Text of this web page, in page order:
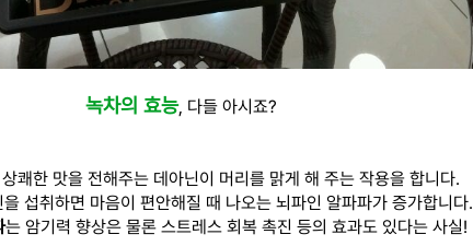
녹차의 효능, 다들 아시죠?
쾌한 맛을 전해주는 데아닌이 머리를 맑게 해 주는 작용을 합니다.
섭취하면 마음이 편안해질 때 나오는 뇌파인 알파파가 증가합니다.
는 암기력 향상은 물론 스트레스 회복 촉진 등의 효과도 있다는 사실!